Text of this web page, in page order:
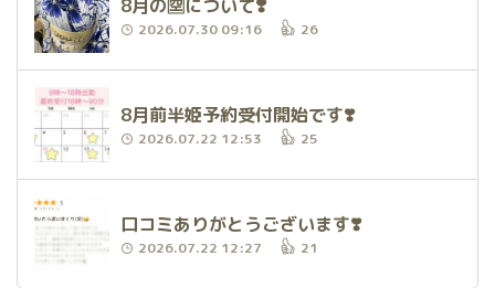
8月の🈳について❣️
2026.07.30 09:16 26
8月前半姫予約受付開始です❣️
2026.07.22 12:53 25
口コミありがとうございます❣️
2026.07.22 12:27 21